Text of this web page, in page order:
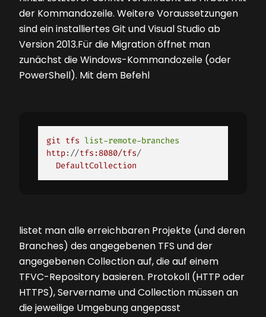
der Kommandozeile. Weitere Voraussetzungen
sind ein installiertes Git und Visual Studio ab
Version 2013.Für die Migration öffnet man
zunächst die Windows-Kommandozeile (oder
PowerShell). Mit dem Befehl
git tfs list-remote-branches
http://tfs:8080/tfs/
DefaultCollection
listet man alle erreichbaren Projekte (und deren
Branches) des angegebenen TFS und der
angegebenen Collection auf, die auf einem
TFVC-Repository basieren. Protokoll (HTTP oder
HTTPS), Servername und Collection müssen an
die jeweilige Umgebung angepasst